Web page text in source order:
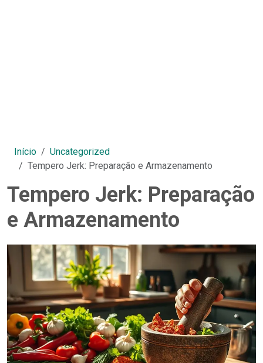
Início
Uncategorized
Tempero Jerk: Preparação e Armazenamento
Tempero Jerk: Preparação
e Armazenamento